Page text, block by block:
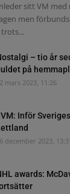
sitt VM
men
– tio år
på
mars 2023, 11:26
Inför
december 2023,
awards: